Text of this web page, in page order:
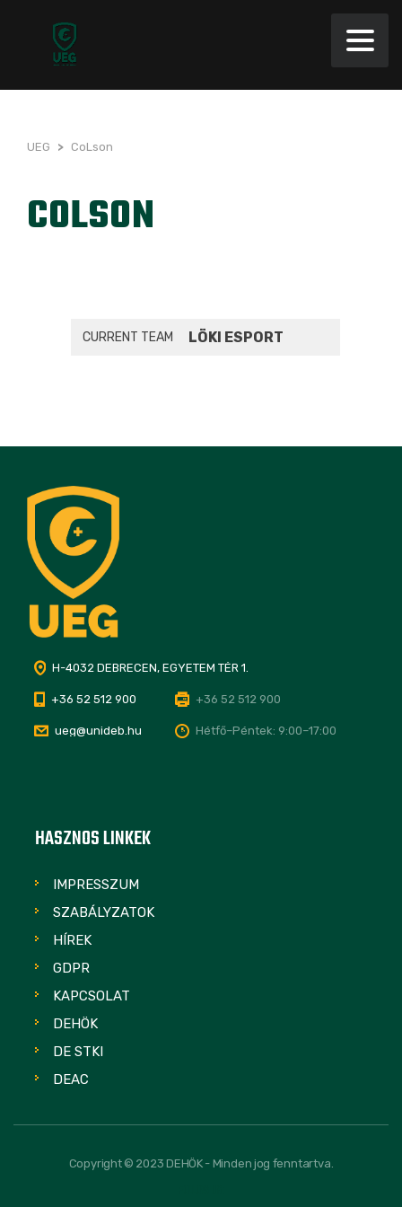
UEG > CoLson
COLSON
CURRENT TEAM LÖKI ESPORT
H-4032 DEBRECEN, EGYETEM TÉR 1.
+36 52 512 900 +36 52 512 900
ueg@unideb.hu Hétfő–Péntek: 9:00–17:00
HASZNOS LINKEK
IMPRESSZUM
SZABÁLYZATOK
HÍREK
GDPR
KAPCSOLAT
DEHÖK
DE STKI
DEAC
Copyright © 2023 DEHÖK - Minden jog fenntartva.